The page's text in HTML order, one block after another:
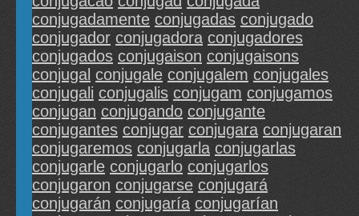
conjugadamente conjugadas conjugado
conjugador conjugadora conjugadores
conjugados conjugaison conjugaisons
conjugal conjugale conjugalem conjugales
conjugali conjugalis conjugam conjugamos
conjugan conjugando conjugante
conjugantes conjugar conjugara conjugaran
conjugaremos conjugarla conjugarlas
conjugarle conjugarlo conjugarlos
conjugaron conjugarse conjugará
conjugarán conjugaría conjugarían